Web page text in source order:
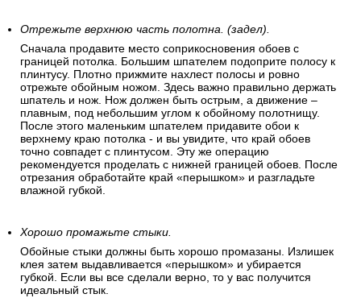
Отрежьте верхнюю часть полотна. (задел).
Сначала продавите место соприкосновения обоев с
границей потолка. Большим шпателем подоприте полосу к
плинтусу. Плотно прижмите нахлест полосы и ровно
отрежьте обойным ножом. Здесь важно правильно держать
шпатель и нож. Нож должен быть острым, а движение –
плавным, под небольшим углом к обойному полотнищу.
После этого маленьким шпателем придавите обои к
верхнему краю потолка - и вы увидите, что край обоев
точно совпадет с плинтусом. Эту же операцию
рекомендуется проделать с нижней границей обоев. После
отрезания обработайте край «перышком» и разгладьте
влажной губкой.
Хорошо промажьте стыки.
Обойные стыки должны быть хорошо промазаны. Излишек
клея затем выдавливается «перышком» и убирается
губкой. Если вы все сделали верно, то у вас получится
идеальный стык.